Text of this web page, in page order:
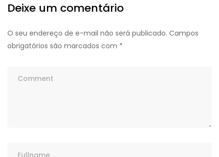
Deixe um comentário
O seu endereço de e-mail não será publicado. Campos
obrigatórios são marcados com *